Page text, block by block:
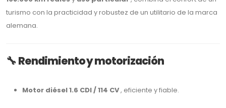
turismo con la practicidad y robustez de un utilitario de la marca
alemana.
🔧 Rendimiento y motorización
Motor diésel 1.6 CDI / 114 CV, eficiente y fiable.